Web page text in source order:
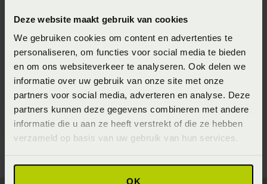
Deze website maakt gebruik van cookies
We gebruiken cookies om content en advertenties te
personaliseren, om functies voor social media te bieden
en om ons websiteverkeer te analyseren. Ook delen we
informatie over uw gebruik van onze site met onze
partners voor social media, adverteren en analyse. Deze
partners kunnen deze gegevens combineren met andere
informatie die u aan ze heeft verstrekt of die ze hebben
verzameld op basis van uw gebruik van hun services.
OK
jouw nek en hoofd tijdens het slapen comfortabel te
ondersteunen. Ze zijn verkrijgbaar in verschillende
materialen en formaten, waaronder schuim, latex, losse
synthetische vulling met een vast deel etcetera. Dankzij
hun specifieke vorm en stevigheid kunnen ze pijn in de
nek en rug verminderen en je helpen bij het vinden van
een comfortabele houding. Een neksteun kussen kan je
helpen jouw houding en comfort te verbeteren.